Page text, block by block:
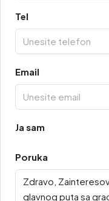
Tel
Email
Ja sam
Poruka